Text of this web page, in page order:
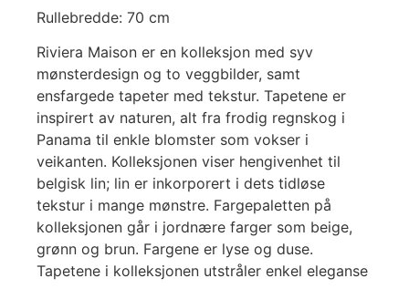
Rullebredde: 70 cm
Riviera Maison er en kolleksjon med syv
mønsterdesign og to veggbilder, samt
ensfargede tapeter med tekstur. Tapetene er
inspirert av naturen, alt fra frodig regnskog i
Panama til enkle blomster som vokser i
veikanten. Kolleksjonen viser hengivenhet til
belgisk lin; lin er inkorporert i dets tidløse
tekstur i mange mønstre. Fargepaletten på
kolleksjonen går i jordnære farger som beige,
grønn og brun. Fargene er lyse og duse.
Tapetene i kolleksjonen utstråler enkel eleganse